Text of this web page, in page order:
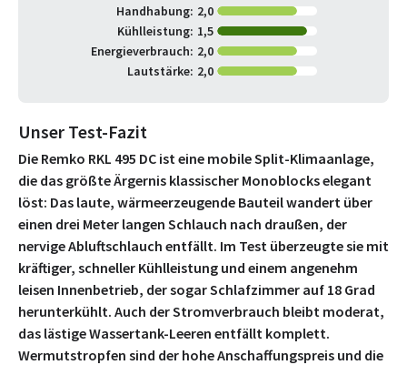
Handhabung: 2,0
Kühlleistung: 1,5
Energieverbrauch: 2,0
Lautstärke: 2,0
Unser Test-Fazit
Die Remko RKL 495 DC ist eine mobile Split-Klimaanlage,
die das größte Ärgernis klassischer Monoblocks elegant
löst: Das laute, wärmeerzeugende Bauteil wandert über
einen drei Meter langen Schlauch nach draußen, der
nervige Abluftschlauch entfällt. Im Test überzeugte sie mit
kräftiger, schneller Kühlleistung und einem angenehm
leisen Innenbetrieb, der sogar Schlafzimmer auf 18 Grad
herunterkühlt. Auch der Stromverbrauch bleibt moderat,
das lästige Wassertank-Leeren entfällt komplett.
Wermutstropfen sind der hohe Anschaffungspreis und die